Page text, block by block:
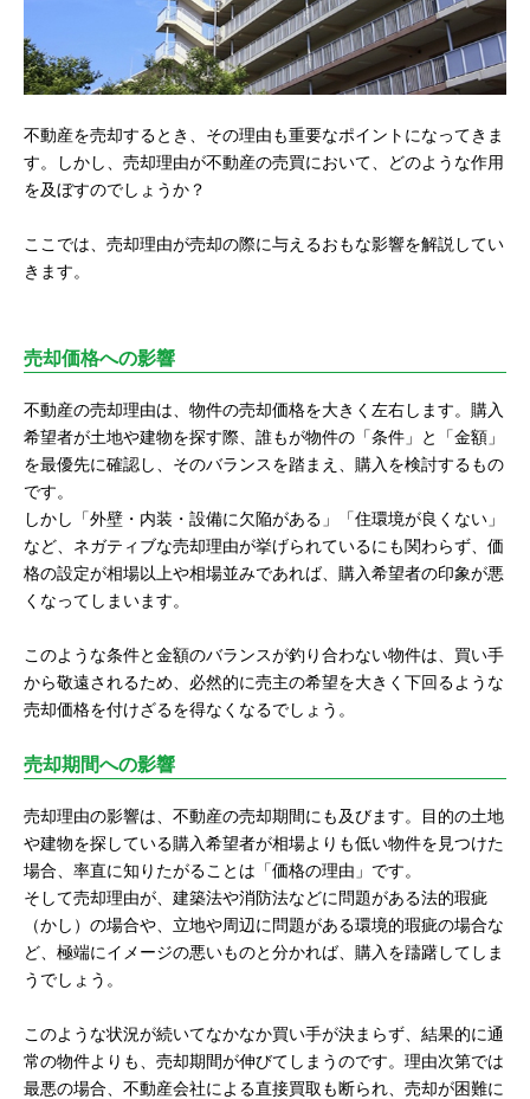
不動産を売却するとき、その理由も重要なポイントになってきま
す。しかし、売却理由が不動産の売買において、どのような作用
を及ぼすのでしょうか？
ここでは、売却理由が売却の際に与えるおもな影響を解説してい
きます。
売却価格への影響
不動産の売却理由は、物件の売却価格を大きく左右します。購入
希望者が土地や建物を探す際、誰もが物件の「条件」と「金額」
を最優先に確認し、そのバランスを踏まえ、購入を検討するもの
です。
しかし「外壁・内装・設備に欠陥がある」「住環境が良くない」
など、ネガティブな売却理由が挙げられているにも関わらず、価
格の設定が相場以上や相場並みであれば、購入希望者の印象が悪
くなってしまいます。
このような条件と金額のバランスが釣り合わない物件は、買い手
から敬遠されるため、必然的に売主の希望を大きく下回るような
売却価格を付けざるを得なくなるでしょう。
売却期間への影響
売却理由の影響は、不動産の売却期間にも及びます。目的の土地
や建物を探している購入希望者が相場よりも低い物件を見つけた
場合、率直に知りたがることは「価格の理由」です。
そして売却理由が、建築法や消防法などに問題がある法的瑕疵
（かし）の場合や、立地や周辺に問題がある環境的瑕疵の場合な
ど、極端にイメージの悪いものと分かれば、購入を躊躇してしま
うでしょう。
このような状況が続いてなかなか買い手が決まらず、結果的に通
常の物件よりも、売却期間が伸びてしまうのです。理由次第では
最悪の場合、不動産会社による直接買取も断られ、売却が困難に